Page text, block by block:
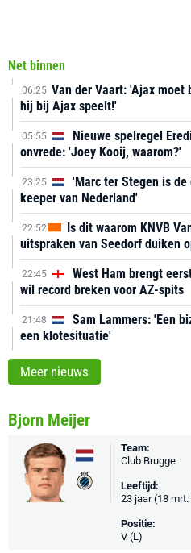
Net binnen
06:25 Van der Vaart: 'Ajax
hij bij Ajax speelt!'
05:55
Nieuwe spelregel
onvrede: 'Joey Kooij, waarom?'
23:25
'Marc ter Stegen is
keeper van Nederland'
22:52
Is dit waarom KNVB
uitspraken van Seedorf duiken
22:45
West Ham brengt
wil record breken voor AZ-spits
21:48
Sam Lammers: 'Een
een klotesituatie'
Meer nieuws
Bjorn Meijer
Team:
Club Brugge
Leeftijd:
23 jaar (18 mrt.
Positie:
V (L)